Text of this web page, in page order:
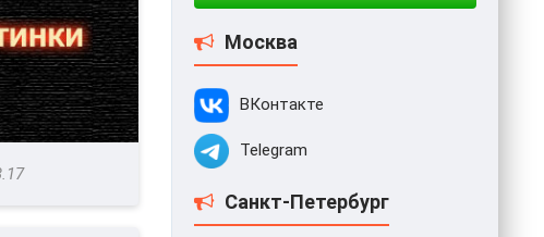
Москва
ВКонтакте
Telegram
Санкт-Петербург